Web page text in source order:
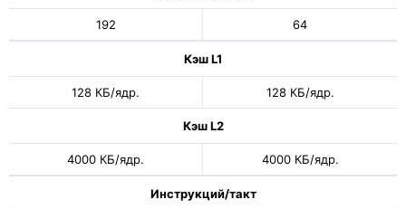
192 64
Кэш L1
128 КБ/ядр. 128 КБ/ядр.
Кэш L2
4000 КБ/ядр. 4000 КБ/ядр.
Инструкций/такт